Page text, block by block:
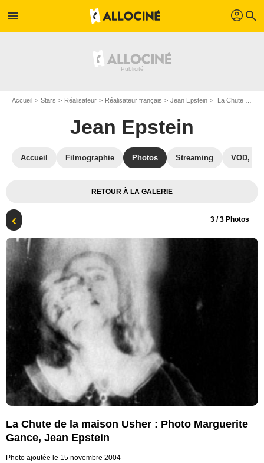
menu profil search
Accueil Stars Réalisateur Réalisateur français Jean Epstein La Chute de la maison Usher : Photo Marguerite Gance, Jean Epstein
Jean Epstein
Accueil Filmographie Photos Streaming VOD,
RETOUR À LA GALERIE
3 / 3 Photos
La Chute de la maison Usher : Photo Marguerite
Gance, Jean Epstein
Photo ajoutée le 15 novembre 2004